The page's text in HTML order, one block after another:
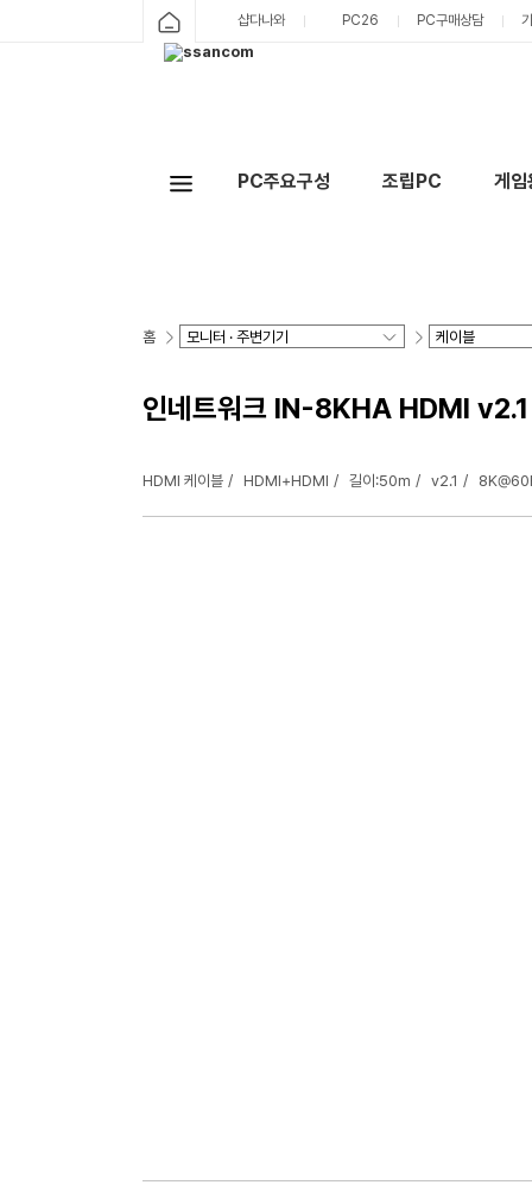
샵다나와 PC26 PC구매상담
PC주요구성 조립PC 게
홈
인네트워크 IN-8KHA HDMI
HDMI 케이블 HDMI+HDMI 길이:50m v2.1